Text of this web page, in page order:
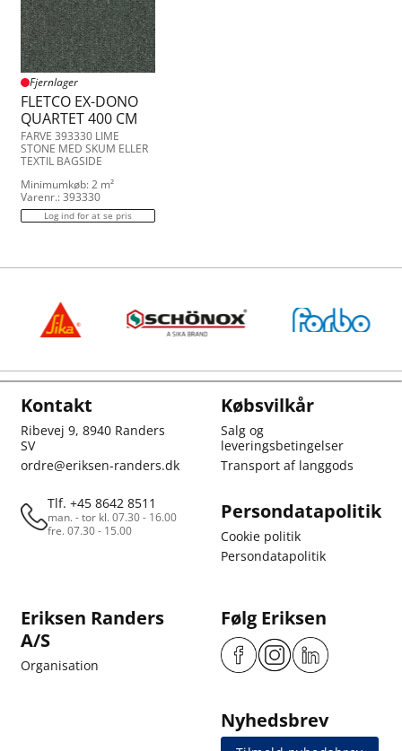
Fjernlager
FLETCO EX-DONO
QUARTET 400 CM
FARVE 393330 LIME
STONE MED SKUM ELLER
TEXTIL BAGSIDE
Minimumkøb: 2 m²
Varenr.: 393330
Log ind for at se pris
Kontakt
Ribevej 9, 8940 Randers
SV
ordre@eriksen-randers.dk
Tlf. +45 8642 8511
man. - tor kl. 07.30 - 16.00
fre. 07.30 - 15.00
Købsvilkår
Salg og
leveringsbetingelser
Transport af langgods
Persondatapolitik
Cookie politik
Persondatapolitik
Eriksen Randers
A/S
Organisation
Følg Eriksen
Nyhedsbrev